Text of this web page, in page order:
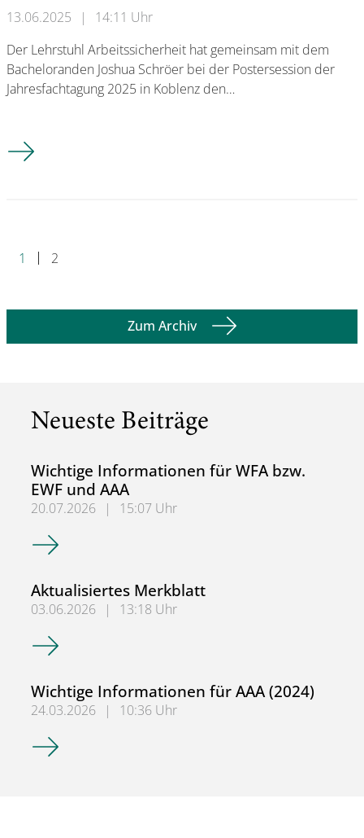
13.06.2025 |
14:11 Uhr
Der Lehrstuhl Arbeitssicherheit hat gemeinsam mit dem
Bacheloranden Joshua Schröer bei der Postersession der
Jahresfachtagung 2025 in Koblenz den…
Lehrstuhl Arbeitssicherheit erneut erfolgreich bei vfdb-
1 2
Zum Archiv
Neueste Beiträge
Wichtige Informationen für WFA bzw.
EWF und AAA
20.07.2026 |
15:07 Uhr
Wichtige Informationen für WFA bzw. EWF und AAA
Aktualisiertes Merkblatt
03.06.2026 |
13:18 Uhr
Aktualisiertes Merkblatt
Wichtige Informationen für AAA (2024)
24.03.2026 |
10:36 Uhr
Wichtige Informationen für AAA (2024)